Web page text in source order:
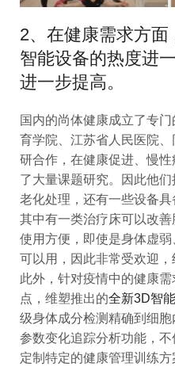
2、在健康需求方面
智能设备的热度进
进一步提高。
国内的尚体健康成立了专
育学院、江苏省人民医院
研合作，在健康促进、慢
了大量课题研究。因此他
老化处理，还有一些设备具
其中有一类治疗床可以改
使用方便，即使是身体虚
可以用，因此非常受欢迎，
此外，针对疫情中的健康
点，维塑推出的全新3D智
级身体成分检测精确到细
参数变化追踪分析功能，
定制特定的健康管理训练方